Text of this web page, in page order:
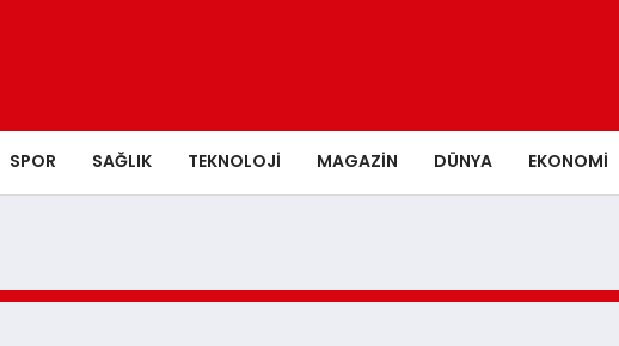
SPOR SAĞLIK TEKNOLOJI MAGAZIN DÜNYA EKONOMI